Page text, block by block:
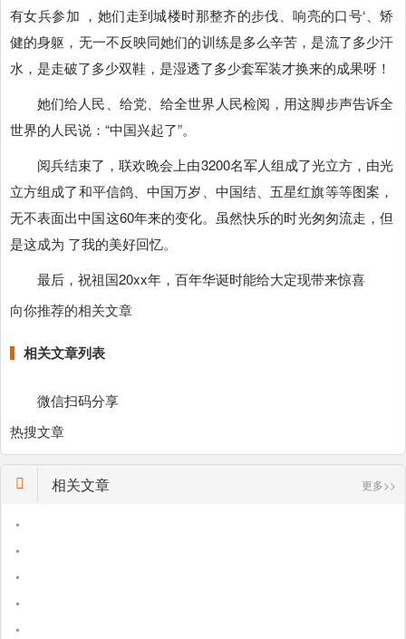
有女兵参加 ，她们走到城楼时那整齐的步伐、响亮的口号‘、矫
健的身躯，无一不反映同她们的训练是多么辛苦，是流了多少汗
水，是走破了多少双鞋，是湿透了多少套军装才换来的成果呀！
她们给人民、给党、给全世界人民检阅，用这脚步声告诉全
世界的人民说：“中国兴起了”。
阅兵结束了，联欢晚会上由3200名军人组成了光立方，由光
立方组成了和平信鸽、中国万岁、中国结、五星红旗等等图案，
无不表面出中国这60年来的变化。虽然快乐的时光匆匆流走，但
是这成为 了我的美好回忆。
最后，祝祖国20xx年，百年华诞时能给大定现带来惊喜
向你推荐的相关文章
相关文章列表
微信扫码分享
热搜文章
相关文章 更多>>
•
•
•
•
•